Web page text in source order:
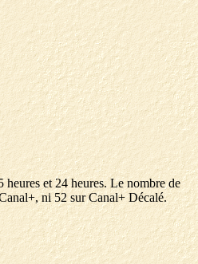
et 24 heures. Le nombre de
ni 52 sur Canal+ Décalé.